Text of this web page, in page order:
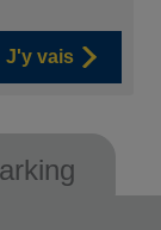
J'y vais